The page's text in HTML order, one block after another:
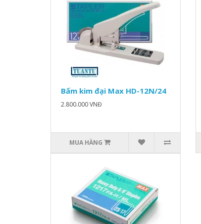
Bấm kim đại Max HD-12N/24
2.800.000 VNĐ
MUA HÀNG